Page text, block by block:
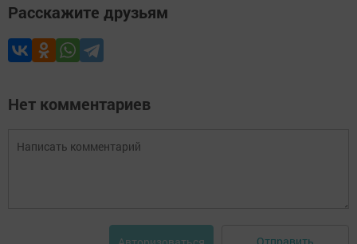
Расскажите друзьям
Нет комментариев